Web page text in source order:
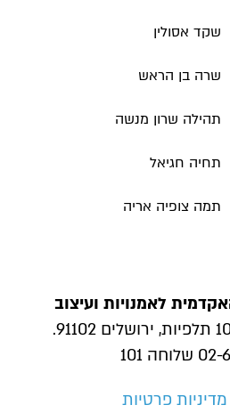
שקד אסולין
שרה בן הראש
תהילה שרון מנשה
תחיה חגיאל
תמה צופיה אריה
מדיניות פרטיות